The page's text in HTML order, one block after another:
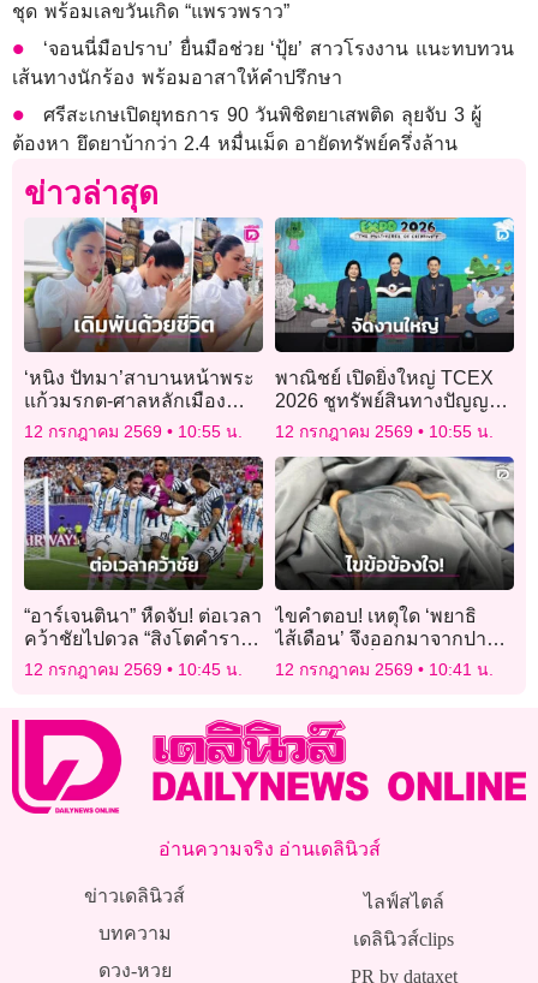
ชุด พร้อมเลขวันเกิด “แพรวพราว”
‘จอนนี่มือปราบ’ ยื่นมือช่วย ‘ปุ้ย’ สาวโรงงาน แนะทบทวน
เส้นทางนักร้อง พร้อมอาสาให้คำปรึกษา
ศรีสะเกษเปิดยุทธการ 90 วันพิชิตยาเสพติด ลุยจับ 3 ผู้
ต้องหา ยึดยาบ้ากว่า 2.4 หมื่นเม็ด อายัดทรัพย์ครึ่งล้าน
ข่าวล่าสุด
‘หนิง ปัทมา’สาบานหน้าพระ
แก้วมรกต-ศาลหลักเมือง
ปฏิเสธปมเมียน้อย สาปแช่ง
คนใส่ร้ายให้วิบัติล่มจม
12 กรกฎาคม 2569 10:55 น.
พาณิชย์ เปิดยิ่งใหญ่ TCEX
2026 ชูทรัพย์สินทางปัญญา
ต่อยอดไอเดียธุรกิจ เจรจา
ธุรกิจ 500 ล้าน
12 กรกฎาคม 2569 10:55 น.
“อาร์เจนตินา” หืดจับ! ต่อเวลา
คว้าชัยไปดวล “สิงโตคำราม”
รอบรองชนะเลิศ
12 กรกฎาคม 2569 10:45 น.
ไขคำตอบ! เหตุใด ‘พยาธิ
ไส้เดือน’ จึงออกมาจากปาก
ได้ ปมเคสเด็กอาเจียนรุนแรง
ก่อนจะพบพยาธิ
12 กรกฎาคม 2569 10:41 น.
อ่านความจริง อ่านเดลินิวส์
ข่าวเดลินิวส์
บทความ
ดวง-หวย
ไลฟ์สไตล์
เดลินิวส์clips
PR by dataxet